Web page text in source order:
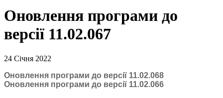
Оновлення програми до
версії 11.02.067
24 Січня 2022
Оновлення програми до версії 11.02.068
Оновлення програми до версії 11.02.066